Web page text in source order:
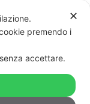
con altre
✕
premendo i
accettare.